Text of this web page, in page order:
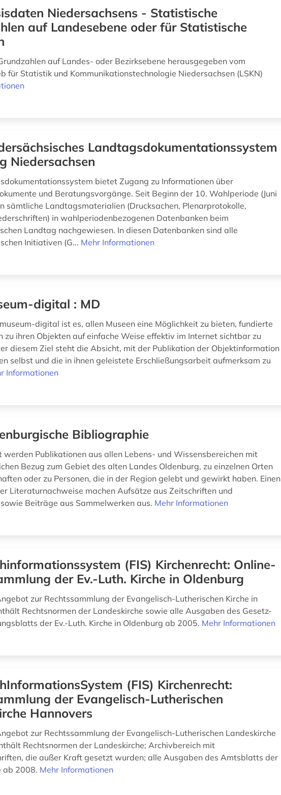
Niedersachsens - Statistische
auf Landesebene oder für Statistische
auf Landes- oder Bezirksebene herausgegeben vom
für Statistik und Kommunikationstechnologie Niedersachsen (LSKN)
Landtagsdokumentationssystem
Niedersachsen
bietet Zugang zu Informationen über
und Beratungsvorgänge. Seit Beginn der 10. Wahlperiode (Juni
sämtliche Landtagsmaterialien (Drucksachen, Plenarprotokolle,
in wahlperiodenbezogenen Datenbanken beim
Landtag nachgewiesen. In diesen Datenbanken sind alle
Initiativen (G... Mehr Informationen
digital : MD
digital ist es, allen Museen eine Möglichkeit zu bieten, fundierte
zu ihren Objekten auf einfache Weise effektiv im Internet sichtbar zu
diesem Ziel steht die Absicht, mit der Publikation der Objektinformation
selbst und die in ihnen geleistete Erschließungsarbeit aufmerksam zu
Informationen
Bibliographie
werden Publikationen aus allen Lebens- und Wissensbereichen mit
Bezug zum Gebiet des alten Landes Oldenburg, zu einzelnen Orten
oder zu Personen, die in der Region gelebt und gewirkt haben. Einen
Literaturnachweise machen Aufsätze aus Zeitschriften und
sowie Beiträge aus Sammelwerken aus. Mehr Informationen
(FIS) Kirchenrecht: Online-
der Ev.-Luth. Kirche in Oldenburg
zur Rechtssammlung der Evangelisch-Lutherischen Kirche in
Rechtsnormen der Landeskirche sowie alle Ausgaben des Gesetz-
der Ev.-Luth. Kirche in Oldenburg ab 2005. Mehr Informationen
(FIS) Kirchenrecht:
der Evangelisch-Lutherischen
Hannovers
zur Rechtssammlung der Evangelisch-Lutherischen Landeskirche
Rechtsnormen der Landeskirche; Archivbereich mit
die außer Kraft gesetzt wurden; alle Ausgaben des Amtsblatts der
ab 2008. Mehr Informationen